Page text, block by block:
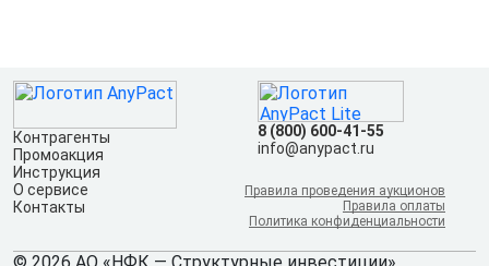
Контрагенты
Промоакция
Инструкция
О сервисе
Контакты
8 (800) 600-41-55
info@anypact.ru
Правила проведения аукционов
Правила оплаты
Политика конфиденциальности